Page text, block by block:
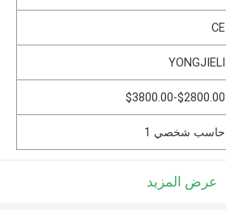
CE
YONGJIELI
$2800.00-$3800.00
حاسب شخصي 1
عرض المزيد